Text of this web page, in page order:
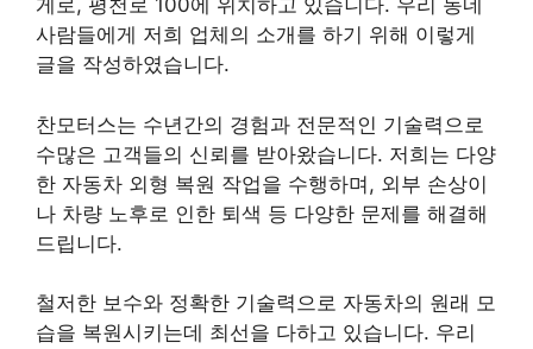
게로, 평천로 100에 위치하고 있습니다. 우리 동네
사람들에게 저희 업체의 소개를 하기 위해 이렇게
글을 작성하였습니다.
찬모터스는 수년간의 경험과 전문적인 기술력으로
수많은 고객들의 신뢰를 받아왔습니다. 저희는 다양
한 자동차 외형 복원 작업을 수행하며, 외부 손상이
나 차량 노후로 인한 퇴색 등 다양한 문제를 해결해
드립니다.
철저한 보수와 정확한 기술력으로 자동차의 원래 모
습을 복원시키는데 최선을 다하고 있습니다. 우리